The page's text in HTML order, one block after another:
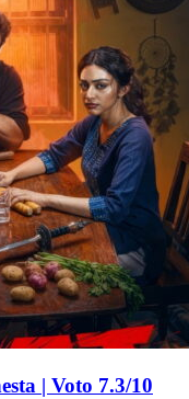
| Voto 7.3/10